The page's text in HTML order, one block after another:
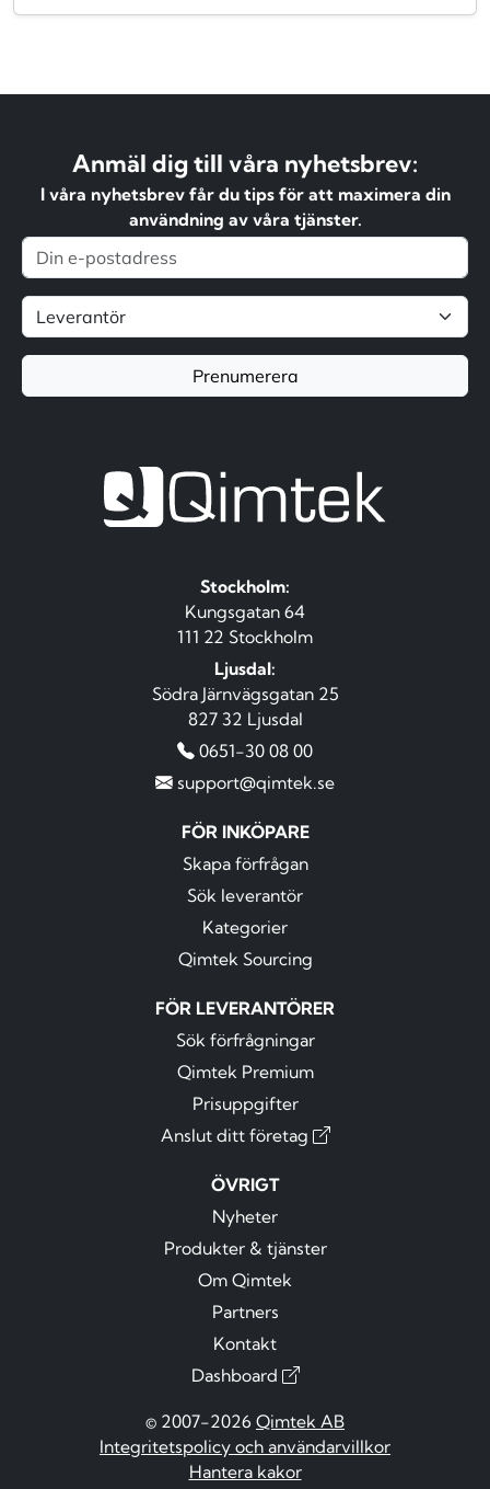
Anmäl dig till våra nyhetsbrev:
I våra nyhetsbrev får du tips för att maximera din
användning av våra tjänster.
Prenumerera
Stockholm:
Kungsgatan 64
111 22 Stockholm
Ljusdal:
Södra Järnvägsgatan 25
827 32 Ljusdal
0651-30 08 00
support@qimtek.se
FÖR INKÖPARE
Skapa förfrågan
Sök leverantör
Kategorier
Qimtek Sourcing
FÖR LEVERANTÖRER
Sök förfrågningar
Qimtek Premium
Prisuppgifter
Anslut ditt företag
ÖVRIGT
Nyheter
Produkter & tjänster
Om Qimtek
Partners
Kontakt
Dashboard
© 2007-2026 Qimtek AB
Integritetspolicy och användarvillkor
Hantera kakor